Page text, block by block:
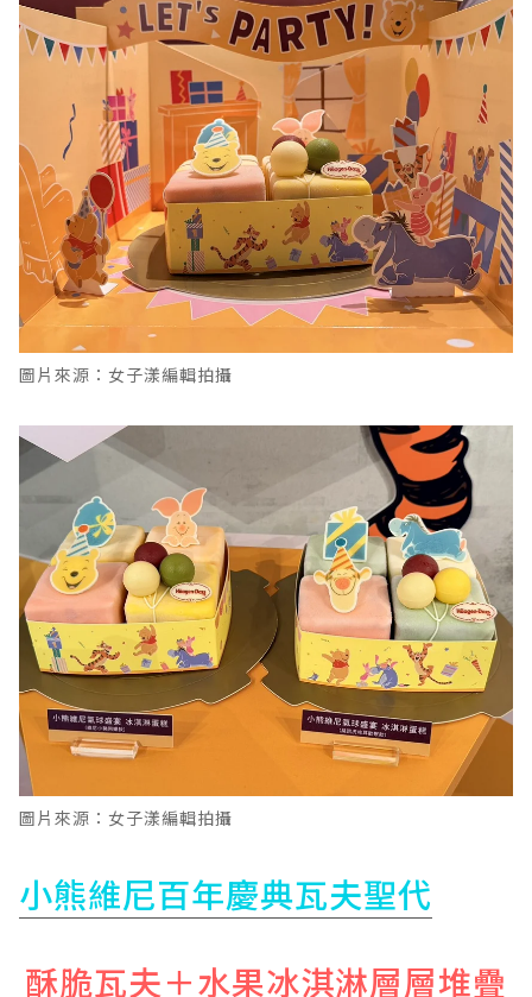
圖片來源：女子漾編輯拍攝
圖片來源：女子漾編輯拍攝
小熊維尼百年慶典瓦夫聖代
酥脆瓦夫＋水果冰淇淋層層堆疊